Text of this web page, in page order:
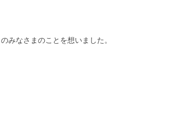
みなさまのことを想いました。